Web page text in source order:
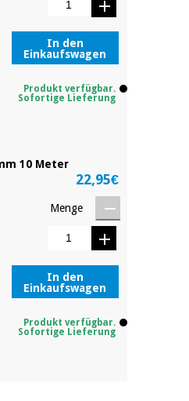
In den
Einkaufswagen
Produkt verfügbar.
Sofortige Lieferung
10 Meter
22,95€
Menge
In den
Einkaufswagen
Produkt verfügbar.
Sofortige Lieferung